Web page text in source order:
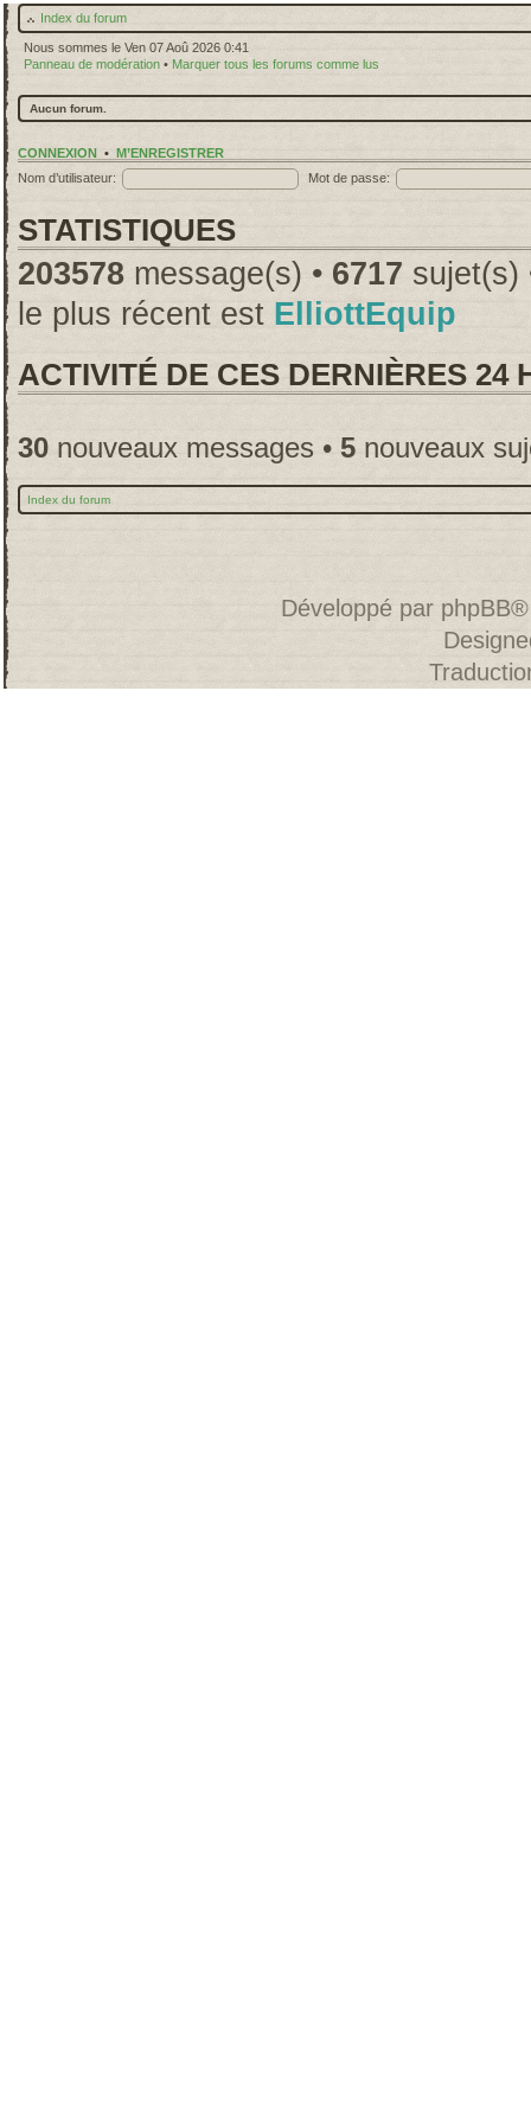
Index du forum
Nous sommes le Ven 07 Aoû 2026 0:41
Panneau de modération • Marquer tous les forums comme lus
Aucun forum.
CONNEXION • M’ENREGISTRER
Nom d’utilisateur:
Mot de passe:
STATISTIQUES
203578 message(s) • 6717 sujet(s)
le plus récent est ElliottEquip
ACTIVITÉ DE CES DERNIÈRES 24
30 nouveaux messages • 5 nouveaux
Index du forum
Développé par phpBB®